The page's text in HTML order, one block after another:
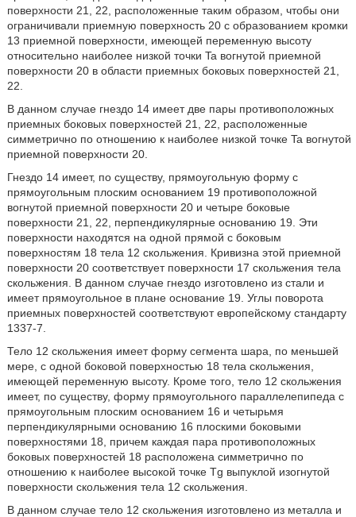
поверхности 21, 22, расположенные таким образом, чтобы они
ограничивали приемную поверхность 20 с образованием кромки
13 приемной поверхности, имеющей переменную высоту
относительно наиболее низкой точки Ta вогнутой приемной
поверхности 20 в области приемных боковых поверхностей 21,
22.
В данном случае гнездо 14 имеет две пары противоположных
приемных боковых поверхностей 21, 22, расположенные
симметрично по отношению к наиболее низкой точке Ta вогнутой
приемной поверхности 20.
Гнездо 14 имеет, по существу, прямоугольную форму с
прямоугольным плоским основанием 19 противоположной
вогнутой приемной поверхности 20 и четыре боковые
поверхности 21, 22, перпендикулярные основанию 19. Эти
поверхности находятся на одной прямой с боковым
поверхностям 18 тела 12 скольжения. Кривизна этой приемной
поверхности 20 соответствует поверхности 17 скольжения тела
скольжения. В данном случае гнездо изготовлено из стали и
имеет прямоугольное в плане основание 19. Углы поворота
приемных поверхностей соответствуют европейскому стандарту
1337-7.
Тело 12 скольжения имеет форму сегмента шара, по меньшей
мере, с одной боковой поверхностью 18 тела скольжения,
имеющей переменную высоту. Кроме того, тело 12 скольжения
имеет, по существу, форму прямоугольного параллелепипеда с
прямоугольным плоским основанием 16 и четырьмя
перпендикулярными основанию 16 плоскими боковыми
поверхностями 18, причем каждая пара противоположных
боковых поверхностей 18 расположена симметрично по
отношению к наиболее высокой точке Tg выпуклой изогнутой
поверхности скольжения тела 12 скольжения.
В данном случае тело 12 скольжения изготовлено из металла и